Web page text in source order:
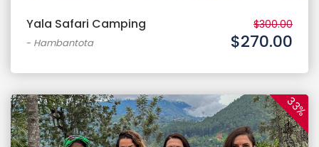
Yala Safari Camping
- Hambantota
$300.00
$270.00
33%